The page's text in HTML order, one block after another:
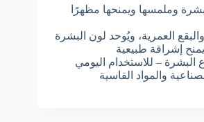
وملمسها ويمنحها مظهرًا
العمرية، ويُوحد لون البشرة
إشراقة طبيعية
البشرة – للاستخدام اليومي
والمواد القاسية